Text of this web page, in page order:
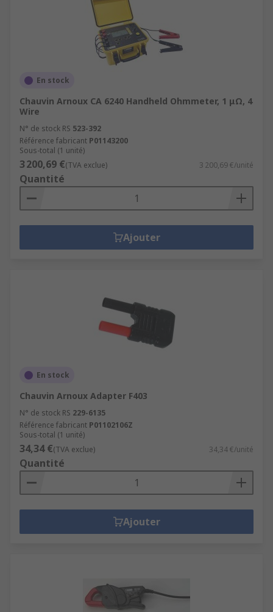
En stock
Chauvin Arnoux CA 6240 Handheld Ohmmeter, 1 μΩ, 4
Wire
N° de stock RS 523-392
Référence fabricant P01143200
Sous-total (1 unité)
3 200,69 €(TVA exclue) 3 200,69 €/unité
Quantité
Ajouter
En stock
Chauvin Arnoux Adapter F403
N° de stock RS 229-6135
Référence fabricant P01102106Z
Sous-total (1 unité)
34,34 €(TVA exclue) 34,34 €/unité
Quantité
Ajouter